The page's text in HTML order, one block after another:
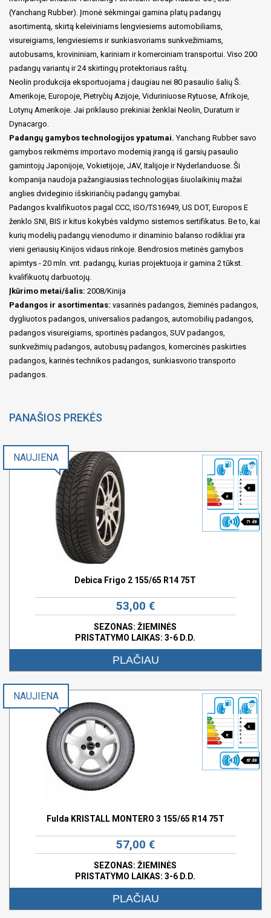
(Yanchang Rubber). Įmonė sėkmingai gamina platų padangų
asortimentą, skirtą keleiviniams lengviesiems automobiliams,
visureigiams, lengviesiems ir sunkiasvoriams sunkvežimiams,
autobusams, krovininiam, kariniam ir komerciniam transportui. Viso 200
padangų variantų ir 24 skirtingų protektoriaus raštų.
Neolin produkcija eksportuojama į daugiau nei 80 pasaulio šalių Š.
Amerikoje, Europoje, Pietryčių Azijoje, Viduriniuose Rytuose, Afrikoje,
Lotynų Amerikoje. Jai priklauso prekiniai ženklai Neolin, Duraturn ir
Dynacargo.
Padangų gamybos technologijos ypatumai.Yanchang Rubber savo
gamybos reikmėms importavo modernią įrangą iš garsių pasaulio
gamintojų Japonijoje, Vokietijoje, JAV, Italijoje ir Nyderlanduose. Ši
kompanija naudoja pažangiausias technologijas šiuolaikinių mažai
anglies dvideginio išskiriančių padangų gamybai.
Padangos kvalifikuotos pagal CCC, ISO/TS16949, US DOT, Europos E
ženklo SNI, BIS ir kitus kokybės valdymo sistemos sertifikatus. Be to, kai
kurių modelių padangų vienodumo ir dinaminio balanso rodikliai yra
vieni geriausių Kinijos vidaus rinkoje. Bendrosios metinės gamybos
apimtys - 20 mln. vnt. padangų, kurias projektuoja ir gamina 2 tūkst.
kvalifikuotų darbuotojų.
Įkūrimo metai/šalis: 2008/Kinija
Padangos ir asortimentas: vasarinės padangos, žieminės padangos,
dygliuotos padangos, universalios padangos, automobilių padangos,
padangos visureigiams, sportinės padangos, SUV padangos,
sunkvežimių padangos, autobusų padangos, komercinės paskirties
padangos, karinės technikos padangos, sunkiasvorio transporto
padangos.
PANAŠIOS PREKĖS
e
c
71 dB
NAUJIENA
Debica Frigo 2 155/65 R14 75T
53,00 €
SEZONAS: ŽIEMINĖS
PRISTATYMO LAIKAS: 3-6 D.D.
PLAČIAU
e
c
67 dB
NAUJIENA
Fulda KRISTALL MONTERO 3 155/65 R14 75T
57,00 €
SEZONAS: ŽIEMINĖS
PRISTATYMO LAIKAS: 3-6 D.D.
PLAČIAU